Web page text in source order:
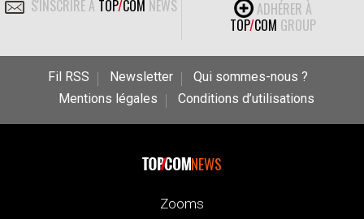
S'INSCRIRE À TOP/COM NEWS
ADHÉRER À
TOP/COM GROUP
Fil RSS Newsletter
Qui sommes-nous ?
Mentions légales
Conditions d’utilisations
NEWS
Zooms